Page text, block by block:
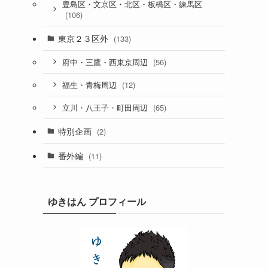
豊島区・文京区・北区・板橋区・練馬区
(106)
東京２３区外 (133)
府中・三鷹・西東京周辺 (56)
福生・青梅周辺 (12)
立川・八王子・町田周辺 (65)
特別企画 (2)
番外編 (11)
ゆきはん プロフィール